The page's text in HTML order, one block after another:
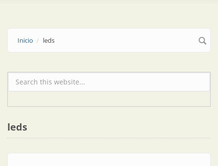
Inicio leds
Formulario de búsqueda
leds